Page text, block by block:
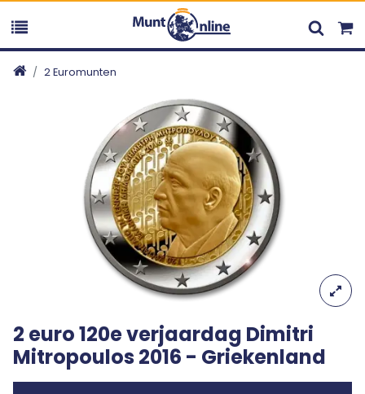
2 Euromunten
2 euro 120e verjaardag Dimitri
Mitropoulos 2016 - Griekenland